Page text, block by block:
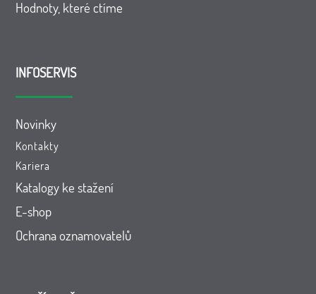
Hodnoty, které ctíme
INFOSERVIS
Novinky
Kontakty
Kariera
Katalogy ke stažení
E-shop
Ochrana oznamovatelů